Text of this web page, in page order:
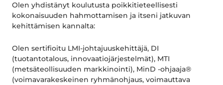
Olen yhdistänyt koulutusta poikkitieteellisesti
kokonaisuuden hahmottamisen ja itseni jatkuvan
kehittämisen kannalta:
Olen sertifioitu LMI-johtajuuskehittäjä, DI
(tuotantotalous, innovaatiojärjestelmät), MTI
(metsäteollisuuden markkinointi), MinD -ohjaaja®
(voimavarakeskeinen ryhmänohjaus, voimauttava